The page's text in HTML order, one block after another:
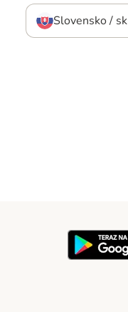
Slovensko / sk